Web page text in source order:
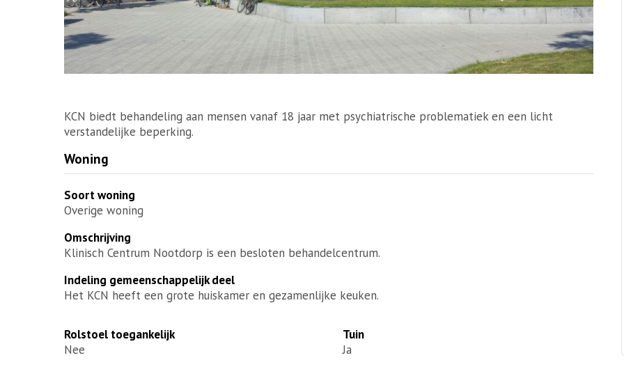
KCN biedt behandeling aan mensen vanaf 18 jaar met psychiatrische problematiek en een licht
verstandelijke beperking.
Woning
Soort woning
Overige woning
Omschrijving
Klinisch Centrum Nootdorp is een besloten behandelcentrum.
Indeling gemeenschappelijk deel
Het KCN heeft een grote huiskamer en gezamenlijke keuken.
Rolstoel toegankelijk
Nee
Tuin
Ja